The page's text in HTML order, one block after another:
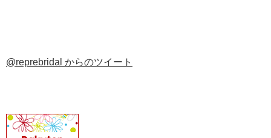
@reprebridal からのツイート